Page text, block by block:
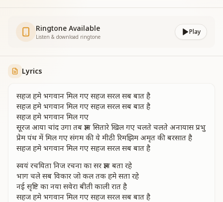
Ringtone Available
Listen & download ringtone
Play
Lyrics
सहज हमे भगवान मिल गए सहज सरल सब बात है
सहज हमे भगवान मिल गए सहज सरल सब बात है
सहज हमे भगवान मिल गए
सूरज आया चांद उगा तब ज्ञान सितारे खिल गए चलते चलते अनायास प्रभु
प्रेम पंथ में मिल गए संगम की ये मीठी रिमझिम अमृत की बरसात है
सहज हमे भगवान मिल गए सहज सरल सब बात है
स्वयं रचयिता निज रचना का सर ज्ञान बता रहे
भाग चले सब विकार जो कल तक हमे सता रहे
नई सृष्टि का नया सवेरा बीती काली रात है
सहज हमे भगवान मिल गए सहज सरल सब बात है